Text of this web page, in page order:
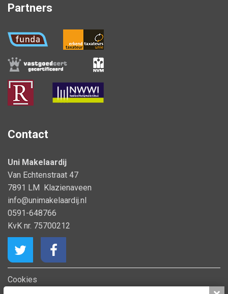
Partners
Contact
Uni Makelaardij
Van Echtenstraat 47
7891 LM Klazienaveen
info@unimakelaardij.nl
0591-648766
KvK nr. 75700212
Cookies